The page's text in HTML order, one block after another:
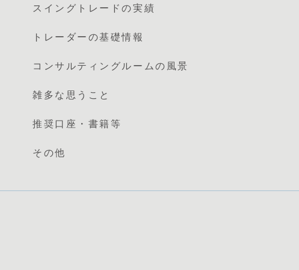
スイングトレードの実績
トレーダーの基礎情報
コンサルティングルームの風景
雑多な思うこと
推奨口座・書籍等
その他